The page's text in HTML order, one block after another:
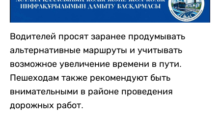
Водителей просят заранее продумывать
альтернативные маршруты и учитывать
возможное увеличение времени в пути.
Пешеходам также рекомендуют быть
внимательными в районе проведения
дорожных работ.